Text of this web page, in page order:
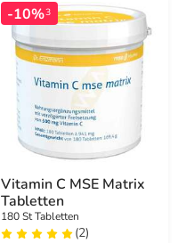
-10%3
Vitamin C MSE Matrix
Tabletten
180 St Tabletten
(2)